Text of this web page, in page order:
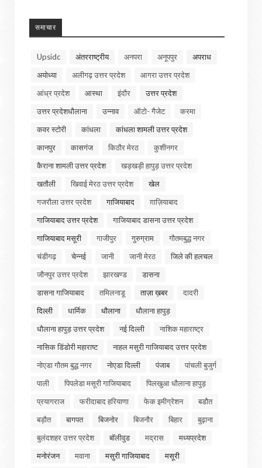
समाचार
Upsidc अंतरराष्ट्रीय अनपरा अनूपपुर
अपराध
अयोध्या
अलीगढ़ उत्तर प्रदेश
आगरा उत्तर प्रदेश
आंध्र प्रदेश
आस्था इंदौर
उत्तर प्रदेश
उत्तर प्रदेशधौलाना
उन्नाव ऑटो- गैजेट
करमा
कवर स्टोरी
कांधला
कांधला शामली उत्तर प्रदेश
कानपुर
कासगंज किठौर मेरठ
कुशीनगर
कैराना शामली उत्तर प्रदेश
खड़खड़ी हापुड़ उत्तर प्रदेश
खतौली
खिवाई मेरठ उत्तर प्रदेश
खेल
गजरौला उत्तर प्रदेश
गाजियाबाद
ग़ाज़ियाबाद
गाजियाबाद उत्तर प्रदेश
गाजियाबाद डासना उत्तर प्रदेश
गाजियाबाद मसूरी
गाजीपुर गुरुग्राम
गौतमबुद्ध नगर
चंडीगढ़
चेन्नई जानी जानी मेरठ
जिले की हलचल
जौनपुर उत्तर प्रदेश
झारखण्ड
डासना
डासना गाजियाबाद
तमिलनाडू ताज़ा ख़बर
दादरी
दिल्ली
धार्मिक धौलाना
धौलाना हापुड़
धौलाना हापुड़ उत्तर प्रदेश
नई दिल्ली
नाशिक महाराष्ट्र
नासिक डिंडोरी महाराष्ट
नाहल मसुरी गाजियाबाद उत्तर प्रदेश
नोएडा गौतम बुद्ध नगर
नोएडा दिल्ली पंजाब
पांचली बुजुर्ग
पाली
पिपलेडा मसूरी गाजियाबाद
पिलखुआ धौलाना हापुड़
प्रयागराज
फरीदाबाद हरियाणा फेक इमीग्रेशन
बडौत
बड़ौत
बागपत बिजनोर बिजनौर बिहार
बुढ़ाना
बुलंदशहर उत्तर प्रदेश
बॉलीवुड मद्रास
मध्यप्रदेश
मनोरंजन
मवाना मसुरी गाजियाबाद
मसूरी